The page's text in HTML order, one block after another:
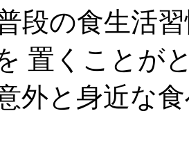
段の食生活
置くことが
外と身近な